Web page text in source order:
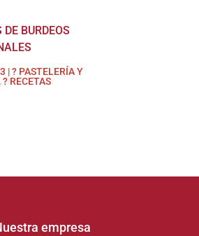
BURDEOS
|? PASTELERÍA Y
,? RECETAS
empresa